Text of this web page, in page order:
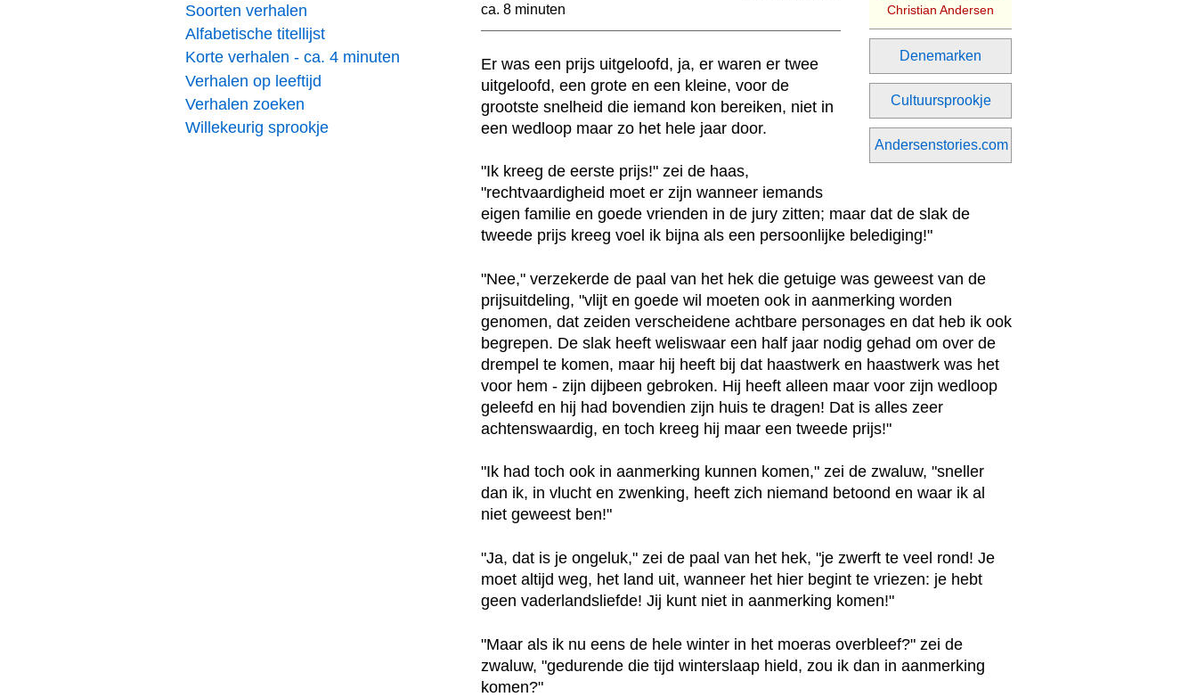
Soorten verhalen
Alfabetische titellijst
Korte verhalen - ca. 4 minuten
Verhalen op leeftijd
Verhalen zoeken
Willekeurig sprookje
Christian Andersen
Denemarken
Cultuursprookje
Andersenstories.com
ca. 8 minuten
Er was een prijs uitgeloofd, ja, er waren er twee
uitgeloofd, een grote en een kleine, voor de
grootste snelheid die iemand kon bereiken, niet in
een wedloop maar zo het hele jaar door.
"Ik kreeg de eerste prijs!" zei de haas,
"rechtvaardigheid moet er zijn wanneer iemands
eigen familie en goede vrienden in de jury zitten; maar dat de slak de
tweede prijs kreeg voel ik bijna als een persoonlijke belediging!"
"Nee," verzekerde de paal van het hek die getuige was geweest van de
prijsuitdeling, "vlijt en goede wil moeten ook in aanmerking worden
genomen, dat zeiden verscheidene achtbare personages en dat heb ik ook
begrepen. De slak heeft weliswaar een half jaar nodig gehad om over de
drempel te komen, maar hij heeft bij dat haastwerk en haastwerk was het
voor hem - zijn dijbeen gebroken. Hij heeft alleen maar voor zijn wedloop
geleefd en hij had bovendien zijn huis te dragen! Dat is alles zeer
achtenswaardig, en toch kreeg hij maar een tweede prijs!"
"Ik had toch ook in aanmerking kunnen komen," zei de zwaluw, "sneller
dan ik, in vlucht en zwenking, heeft zich niemand betoond en waar ik al
niet geweest ben!"
"Ja, dat is je ongeluk," zei de paal van het hek, "je zwerft te veel rond! Je
moet altijd weg, het land uit, wanneer het hier begint te vriezen: je hebt
geen vaderlandsliefde! Jij kunt niet in aanmerking komen!"
"Maar als ik nu eens de hele winter in het moeras overbleef?" zei de
zwaluw, "gedurende die tijd winterslaap hield, zou ik dan in aanmerking
komen?"